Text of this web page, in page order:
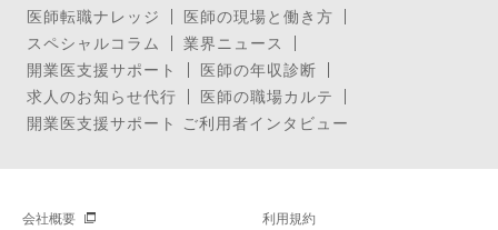
医師転職ナレッジ
医師の現場と働き方
スペシャルコラム
業界ニュース
開業医支援サポート
医師の年収診断
求人のお知らせ代行
医師の職場カルテ
開業医支援サポート ご利用者インタビュー
会社概要 利用規約